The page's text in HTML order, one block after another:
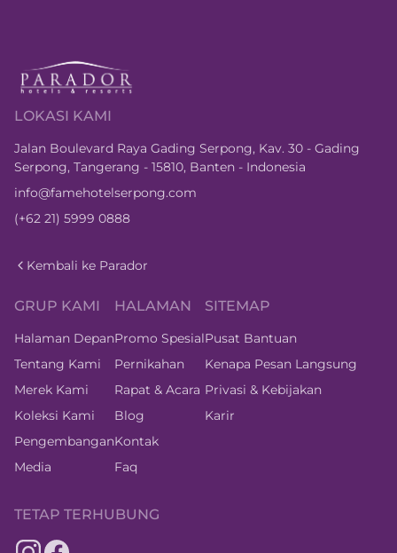
LOKASI KAMI
Jalan Boulevard Raya Gading Serpong, Kav. 30 - Gading
Serpong, Tangerang - 15810, Banten - Indonesia
info@famehotelserpong.com
(+62 21) 5999 0888
Kembali ke Parador
GRUP KAMI
Halaman Depan
Tentang Kami
Merek Kami
Koleksi Kami
Pengembangan
Media
HALAMAN
Promo Spesial
Pernikahan
Rapat & Acara
Blog
Kontak
Faq
SITEMAP
Pusat Bantuan
Kenapa Pesan Langsung
Privasi & Kebijakan
Karir
TETAP TERHUBUNG